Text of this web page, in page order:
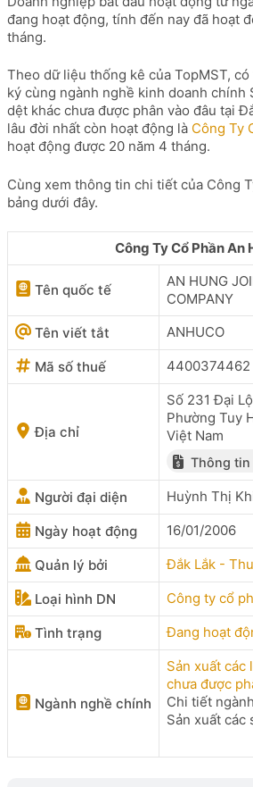
đang hoạt động, tính đến nay đã hoạt
tháng.
Theo dữ liệu thống kê của TopMST, có
ký cùng ngành nghề kinh doanh chính
dệt khác chưa được phân vào đâu tại
lâu đời nhất còn hoạt động là Công Ty
hoạt động được 20 năm 4 tháng.
Cùng xem thông tin chi tiết của Công
bảng dưới đây.
Công Ty Cổ Phần An
Tên quốc tế
AN HUNG
COMPANY
Tên viết tắt
ANHUCO
Mã số thuế 4400374462
Địa chỉ
Số 231 Đại
Phường Tuy
Việt Nam
Thông tin
Người đại diện Huỳnh Thị
Ngày hoạt động 16/01/2006
Quản lý bởi Đắk Lắk -
Loại hình DN Công ty cổ
Tình trạng Đang hoạt
Ngành nghề chính
Sản xuất các
chưa được
Chi tiết
Sản xuất các